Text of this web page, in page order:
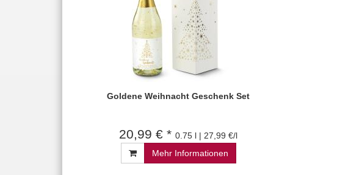
Goldene Weihnacht Geschenk Set
20,99 € * 0.75 l | 27,99 €/l
Mehr Informationen